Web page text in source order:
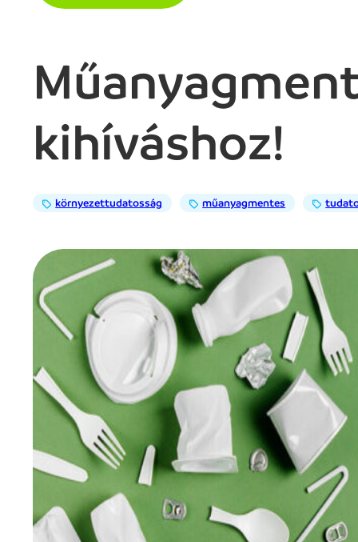
kihíváshoz!
környezettudatosság műanyagmentes